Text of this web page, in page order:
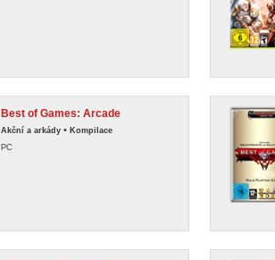
Best of Games: Arcade
Akční a arkády • Kompilace
PC